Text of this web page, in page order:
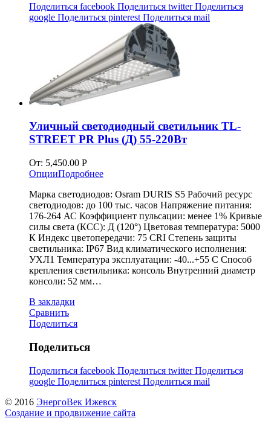
Поделиться facebook Поделиться twitterПоделиться
google Поделиться pinterest Поделиться mail
Уличный светодиодный светильник TL-
STREET PR Plus (Д) 55-220Вт
От: 5,450.00 Р
ОпцииПодробнее
Марка светодиодов: Osram DURIS S5 Рабочий ресурс
светодиодов: до 100 тыс. часов Напряжение питания:
176-264 АС Коэффициент пульсации: менее 1% Кривые
силы света (КСС): Д (120°) Цветовая температура: 5000
К Индекс цветопередачи: 75 CRI Степень защиты
светильника: IP67 Вид климатического исполнения:
УХЛ1 Температура эксплуатации: -40...+55 С Способ
крепления светильника: консоль Внутренний диаметр
консоли: 52 мм…
В закладки
Сравнить
Поделиться
Поделиться
Поделиться facebook Поделиться twitterПоделиться
google Поделиться pinterest Поделиться mail
© 2016 ЭнергоВек Ижевск
Создание и продвижение сайта